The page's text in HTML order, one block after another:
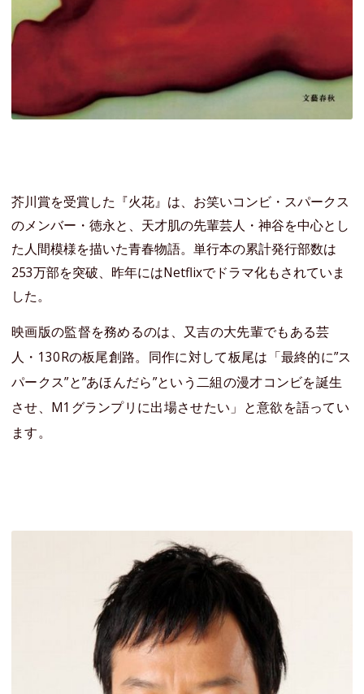
芥川賞を受賞した『火花』は、お笑いコンビ・スパークス
のメンバー・徳永と、天才肌の先輩芸人・神谷を中心とし
た人間模様を描いた青春物語。単行本の累計発行部数は
253万部を突破、昨年にはNetflixでドラマ化もされていま
した。
映画版の監督を務めるのは、又吉の大先輩でもある芸
人・130Rの板尾創路。同作に対して板尾は「最終的に”ス
パークス”と”あほんだら”という二組の漫才コンビを誕生
させ、M1グランプリに出場させたい」と意欲を語ってい
ます。